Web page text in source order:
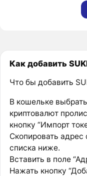
Как добавить
Что бы добавить
В кошельке
криптовалют
кнопку “Импорт
Скопировать адрес
списка ниже.
Вставить в поле
Нажать кнопку